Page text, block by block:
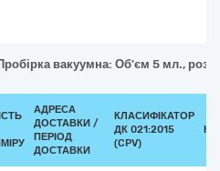
вакуумна: Об'єм 5 мл.,
АДРЕСА
ДОСТАВКИ /
ПЕРІОД
ДОСТАВКИ
КЛАСИФІКАТОР
ДК 021:2015
(CPV)